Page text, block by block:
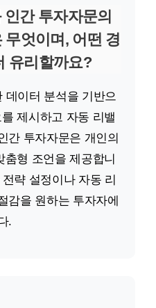
간 투자자문의
엇이며, 어떤 경
유리할까요?
데이터 분석을 기반으
제시하고 자동 리밸
간 투자자문은 개인의
형 조언을 제공합니
략 설정이나 자동 리
감을 원하는 투자자에
.